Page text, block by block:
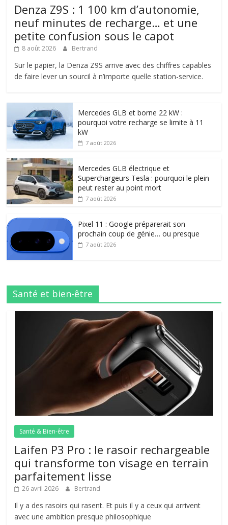
Denza Z9S : 1 100 km d’autonomie,
neuf minutes de recharge… et une
petite confusion sous le capot
8 août 2026 Bertrand
Sur le papier, la Denza Z9S arrive avec des chiffres capables
de faire lever un sourcil à n’importe quelle station-service.
Mercedes GLB et borne 22 kW :
pourquoi votre recharge se limite à 11
kW
7 août 2026
Mercedes GLB électrique et
Superchargeurs Tesla : pourquoi le plein
peut rester au point mort
7 août 2026
Pixel 11 : Google préparerait son
prochain coup de génie… ou presque
7 août 2026
Santé et bien-être
Santé & Bien-être
Laifen P3 Pro : le rasoir rechargeable
qui transforme ton visage en terrain
parfaitement lisse
26 avril 2026 Bertrand
Il y a des rasoirs qui rasent. Et puis il y a ceux qui arrivent
avec une ambition presque philosophique